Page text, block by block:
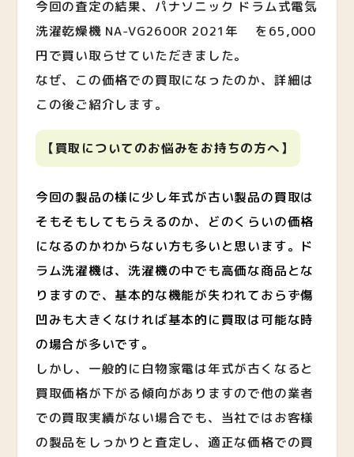
今回の査定の結果、パナソニック ドラム式電気
洗濯乾燥機 NA-VG2600R 2021年 を65,000
円で買い取らせていただきました。
なぜ、この価格での買取になったのか、詳細は
この後ご紹介します。
【買取についてのお悩みをお持ちの方へ】
今回の製品の様に少し年式が古い製品の買取は
そもそもしてもらえるのか、どのくらいの価格
になるのかわからない方も多いと思います。ド
ラム洗濯機は、洗濯機の中でも高価な商品とな
りますので、基本的な機能が失われておらず傷
凹みも大きくなければ基本的に買取は可能な時
の場合が多いです。
しかし、一般的に白物家電は年式が古くなると
買取価格が下がる傾向がありますので他の業者
での買取実績がない場合でも、当社ではお客様
の製品をしっかりと査定し、適正な価格での買